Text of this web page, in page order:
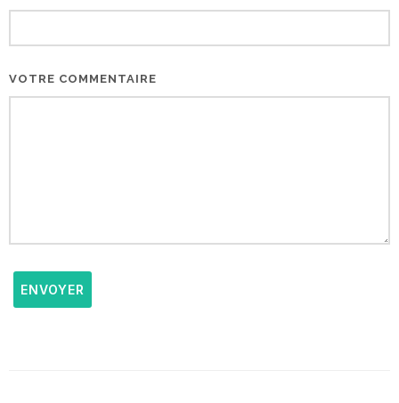
VOTRE COMMENTAIRE
ENVOYER